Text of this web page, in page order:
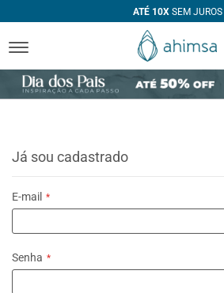
ATÉ 10XSEM JUROS
Já sou cadastrado
E-mail
Senha